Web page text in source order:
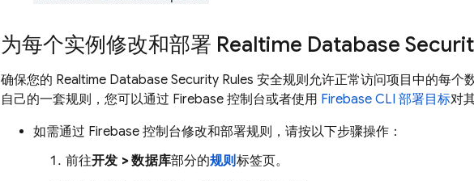
为每个实例修改和部署 Realtime Database
确保您的 Realtime Database Security Rules 安全规则允许正常访问项目中的每个
自己的一套规则，您可以通过 Firebase 控制台或者使用 Firebase CLI 部署目标对
如需通过 Firebase 控制台修改和部署规则，请按以下步骤操作：
前往开发 > 数据库部分的规则标签页。